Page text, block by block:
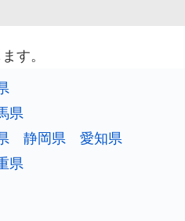
す。
県
静岡県
愛知県
県